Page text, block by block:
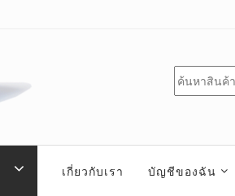
ค้นหา
เกี่ยวกับเรา บัญชีของฉัน